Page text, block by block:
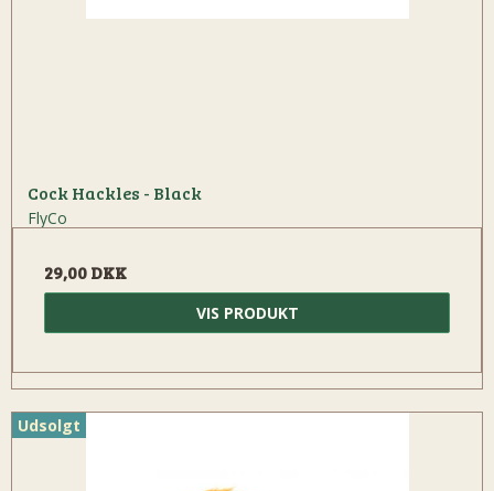
Cock Hackles - Black
FlyCo
29,00 DKK
VIS PRODUKT
Udsolgt